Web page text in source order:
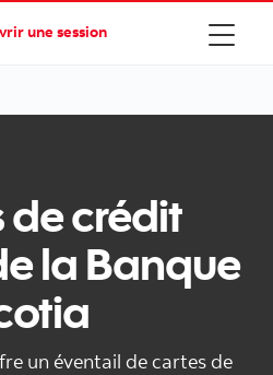
une session
de crédit
la Banque
un éventail de cartes de